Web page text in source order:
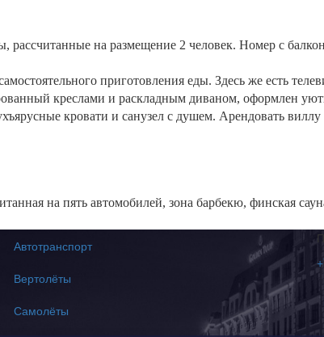
рассчитанные на размещение 2 человек. Номер с
приготовления еды. Здесь же есть
креслами и раскладным диваном, оформлен
кровати и санузел с душем. Арендовать виллу
на пять автомобилей, зона барбекю, финская
Автотранспорт
Вертолёты
Самолёты